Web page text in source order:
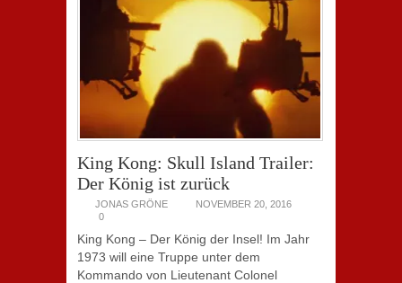
King Kong: Skull Island Trailer:
Der König ist zurück
JONAS GRÖNE
NOVEMBER 20, 2016
0
King Kong – Der König der Insel! Im Jahr
1973 will eine Truppe unter dem
Kommando von Lieutenant Colonel